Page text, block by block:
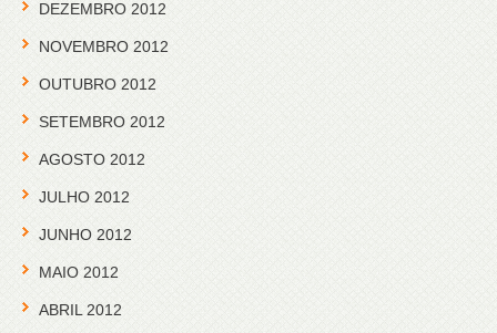
DEZEMBRO 2012
NOVEMBRO 2012
OUTUBRO 2012
SETEMBRO 2012
AGOSTO 2012
JULHO 2012
JUNHO 2012
MAIO 2012
ABRIL 2012